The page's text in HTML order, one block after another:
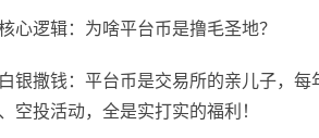
心逻辑：为啥平台币是撸毛圣地？
银撒钱：平台币是交易所的亲儿子，
空投活动，全是实打实的福利！